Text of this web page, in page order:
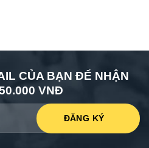
CỦA BẠN ĐỂ NHẬN
VNĐ